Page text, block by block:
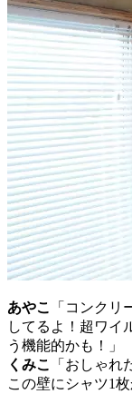
あやこ
「コンク
してるよ！超ワイ
う機能的かも！」
くみこ
「おしゃ
この壁にシャツ1